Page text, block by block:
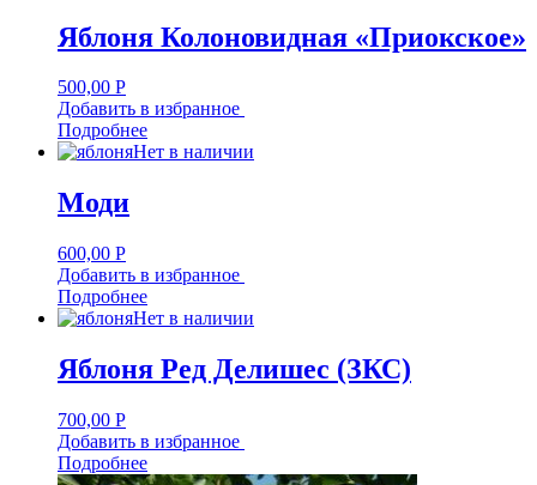
Яблоня Колоновидная «Приокское»
500,00 Р
Добавить в избранное
Подробнее
Нет в наличии
Моди
600,00 Р
Добавить в избранное
Подробнее
Нет в наличии
Яблоня Ред Делишес (ЗКС)
700,00 Р
Добавить в избранное
Подробнее